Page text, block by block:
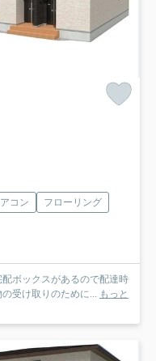
コン
フローリング
ボックスがあるので配達時
受け取りのために... もっと